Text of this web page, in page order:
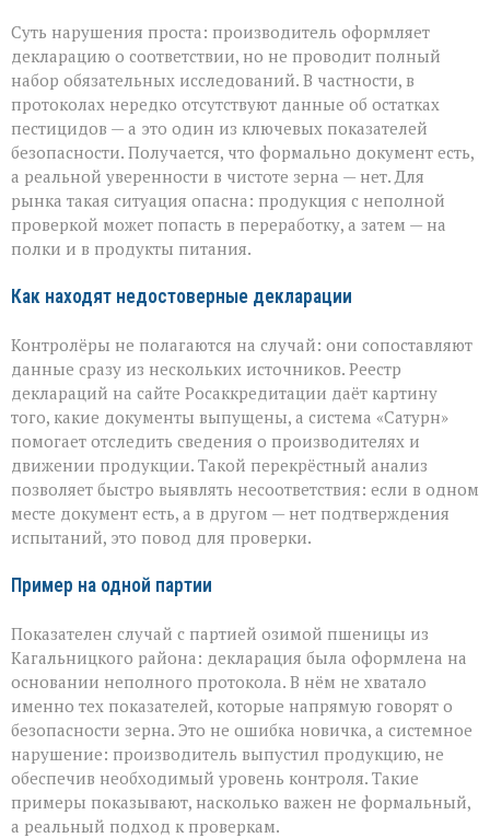
Суть нарушения проста: производитель оформляет
декларацию о соответствии, но не проводит полный
набор обязательных исследований. В частности, в
протоколах нередко отсутствуют данные об остатках
пестицидов — а это один из ключевых показателей
безопасности. Получается, что формально документ есть,
а реальной уверенности в чистоте зерна — нет. Для
рынка такая ситуация опасна: продукция с неполной
проверкой может попасть в переработку, а затем — на
полки и в продукты питания.
Как находят недостоверные декларации
Контролёры не полагаются на случай: они сопоставляют
данные сразу из нескольких источников. Реестр
деклараций на сайте Росаккредитации даёт картину
того, какие документы выпущены, а система «Сатурн»
помогает отследить сведения о производителях и
движении продукции. Такой перекрёстный анализ
позволяет быстро выявлять несоответствия: если в одном
месте документ есть, а в другом — нет подтверждения
испытаний, это повод для проверки.
Пример на одной партии
Показателен случай с партией озимой пшеницы из
Кагальницкого района: декларация была оформлена на
основании неполного протокола. В нём не хватало
именно тех показателей, которые напрямую говорят о
безопасности зерна. Это не ошибка новичка, а системное
нарушение: производитель выпустил продукцию, не
обеспечив необходимый уровень контроля. Такие
примеры показывают, насколько важен не формальный,
а реальный подход к проверкам.